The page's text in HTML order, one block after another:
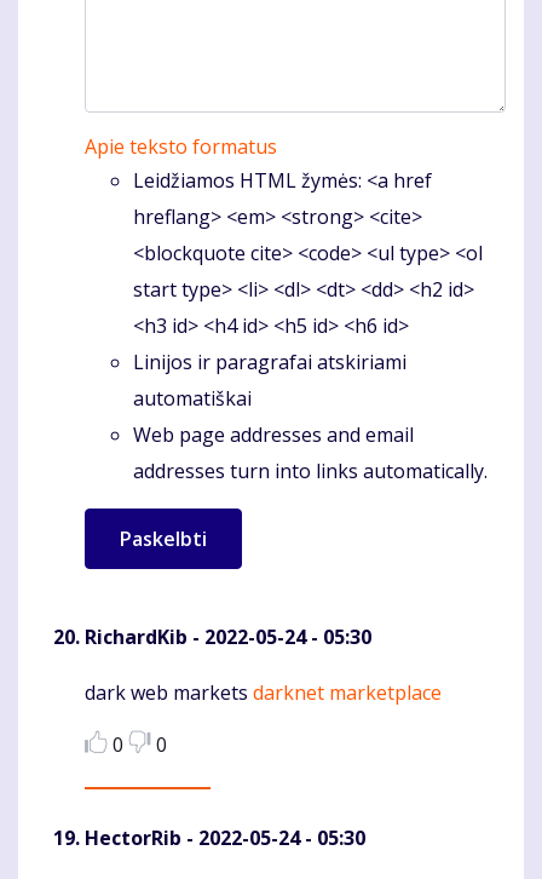
Apie teksto formatus
Leidžiamos HTML žymės: <a href
hreflang> <em> <strong> <cite>
<blockquote cite> <code> <ul type> <ol
start type> <li> <dl> <dt> <dd> <h2 id>
<h3 id> <h4 id> <h5 id> <h6 id>
Linijos ir paragrafai atskiriami
automatiškai
Web page addresses and email
addresses turn into links automatically.
RichardKib - 2022-05-24 - 05:30
Komentaras
dark web markets darknet marketplace
0
0
HectorRib - 2022-05-24 - 05:30